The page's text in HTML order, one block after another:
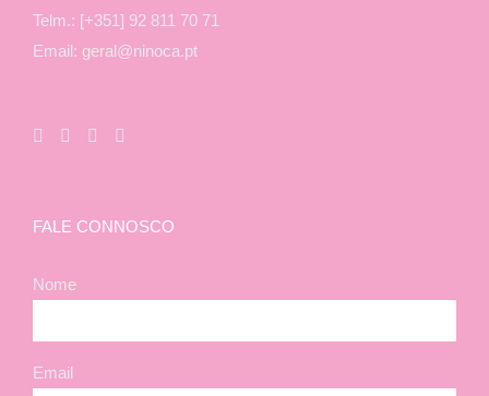
Telm.: [+351] 92 811 70 71
Email: geral@ninoca.pt
FALE CONNOSCO
Nome
Email